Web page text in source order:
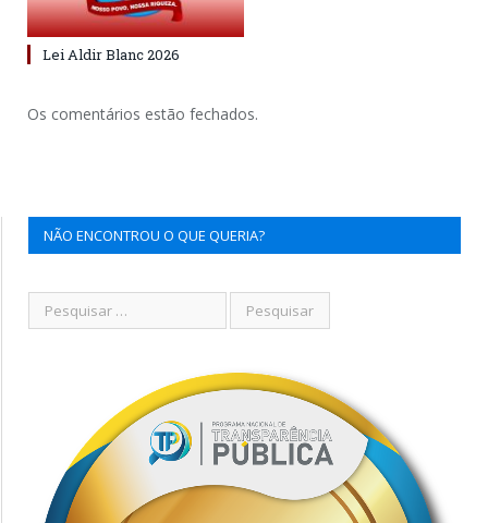
Lei Aldir Blanc 2026
Os comentários estão fechados.
NÃO ENCONTROU O QUE QUERIA?